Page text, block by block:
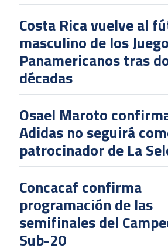
Costa Rica vuelve al
masculino de los
Panamericanos tras
décadas
Osael Maroto
Adidas no seguirá
patrocinador de La
Concacaf confirma
programación de las
semifinales del
Sub-20